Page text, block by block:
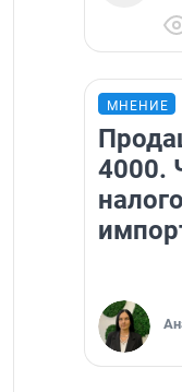
МНЕНИЕ
4000.